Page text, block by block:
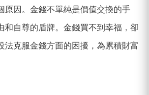
原因。金錢不單純是價值交換的手
和自尊的盾牌。金錢買不到幸福，卻
法克服金錢方面的困擾，為累積財富